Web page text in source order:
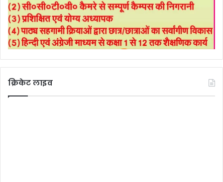
क्रिकेट लाइव